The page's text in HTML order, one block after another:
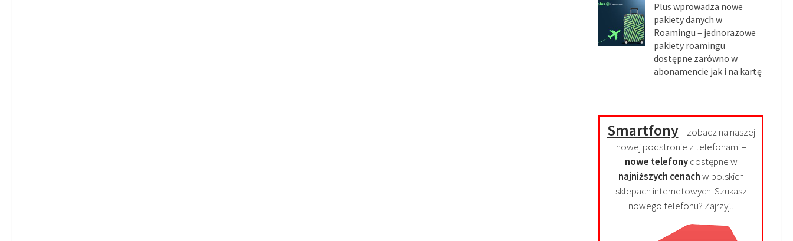
Plus wprowadza nowe
pakiety danych w
Roamingu – jednorazowe
pakiety roamingu
dostępne zarówno w
abonamencie jak i na kartę
Smartfony– zobacz na naszej
nowej podstronie z telefonami –
nowe telefonydostępne w
najniższych cenachw polskich
sklepach internetowych. Szukasz
nowego telefonu? Zajrzyj..